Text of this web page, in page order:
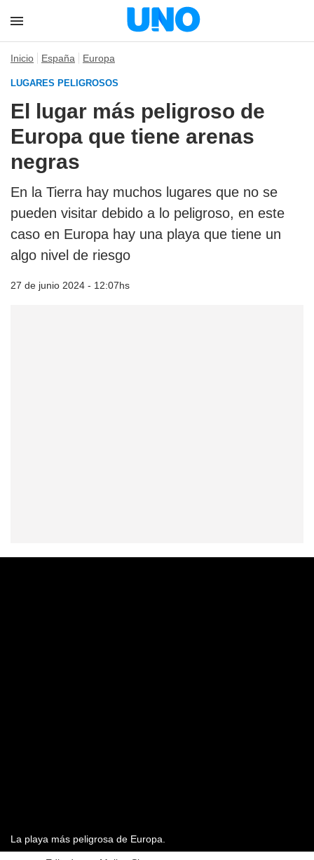
Inicio España Europa
LUGARES PELIGROSOS
El lugar más peligroso de
Europa que tiene arenas
negras
En la Tierra hay muchos lugares que no se
pueden visitar debido a lo peligroso, en este
caso en Europa hay una playa que tiene un
algo nivel de riesgo
27 de junio 2024 - 12:07hs
La playa más peligrosa de Europa.